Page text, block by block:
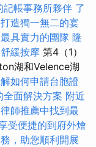
記帳事務所夥伴 了
造獨一無二的宴
具實力的團隊 隆
緩按摩 第4（1）
湖和Velence湖
如何申請台胞證
全面解決方案 附近
師推薦中找到最
受便捷的到府外燴
，助您順利開展